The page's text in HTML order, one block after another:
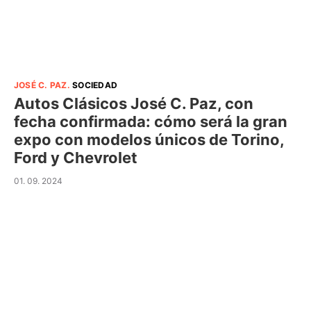
JOSÉ C. PAZ.SOCIEDAD
Autos Clásicos José C. Paz, con
fecha confirmada: cómo será la gran
expo con modelos únicos de Torino,
Ford y Chevrolet
01. 09. 2024